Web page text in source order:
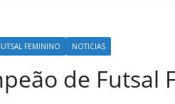
FEMININO NOTICIAS
de Futsal